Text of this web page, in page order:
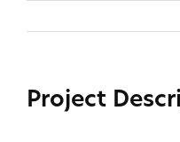
Project